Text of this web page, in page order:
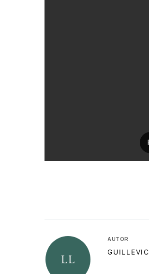
AUTOR
GUILLEVIC